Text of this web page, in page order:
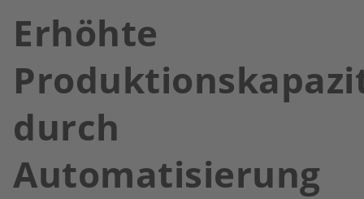
Erhöhte
durch
Automatisierung